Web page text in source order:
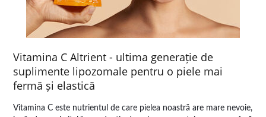
Vitamina C Altrient - ultima generație de
suplimente lipozomale pentru o piele mai
fermă și elastică
Vitamina C este nutrientul de care pielea noastră are mare nevoie,